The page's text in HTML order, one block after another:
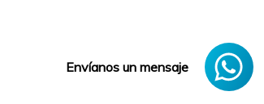
Envíanos un mensaje